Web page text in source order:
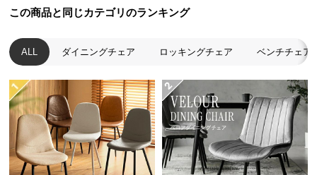
返
キ
ャ
セ
ル
に
つ
て
木の美しい質感を活かした塗装
天然木本来の味わいを出すため、木目や質感を活か
した塗装を施しました。
この商品と同じカテゴリのランキング
ALL ダイニングチェア ロッキングチェア ベンチチェア